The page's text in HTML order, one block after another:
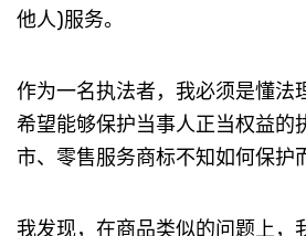
他人)服务。
作为一名执法者，我必须是懂法
希望能够保护当事人正当权益的
市、零售服务商标不知如何保护
我发现，在商品类似的问题上，